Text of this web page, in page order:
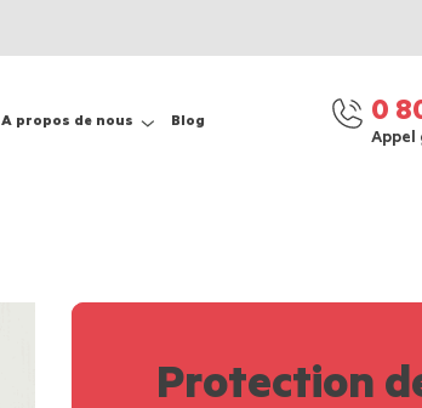
A propos de nous Blog 0
Appel
Protection